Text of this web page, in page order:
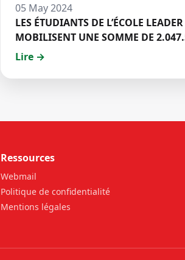
05 May 2024
LES ÉTUDIANTS DE L’ÉCOLE LEADER
MOBILISENT UNE SOMME DE
FCFA POUR LE FONDS ZÉRO
REPRESENTANT DES ETUDIANTS DE
Lire →
Ressources
Webmail
Politique de confidentialité
Mentions légales